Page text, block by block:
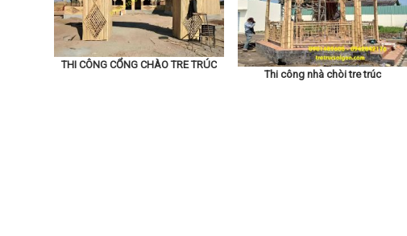
THI CÔNG CỔNG CHÀO TRE TRÚC
Thi công nhà chòi tre trúc